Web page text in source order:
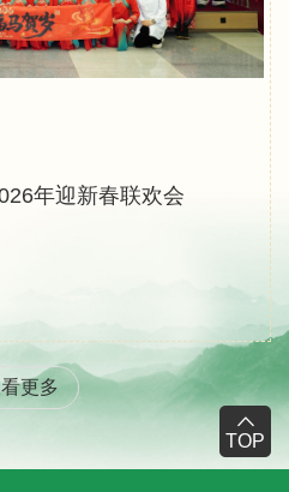
TOP
年迎新春联欢会
更多